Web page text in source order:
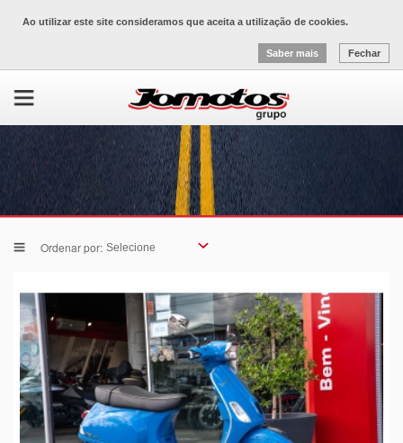
Ao utilizar este site consideramos que aceita a utilização de cookies.
Saber mais Fechar
Ordenar por: